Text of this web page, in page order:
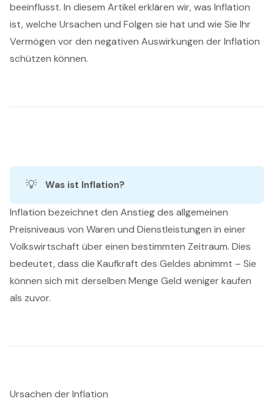
beeinflusst. In diesem Artikel erklären wir, was Inflation
ist, welche Ursachen und Folgen sie hat und wie Sie Ihr
Vermögen vor den negativen Auswirkungen der Inflation
schützen können.
💡 Was ist Inflation?
Inflation bezeichnet den Anstieg des allgemeinen
Preisniveaus von Waren und Dienstleistungen in einer
Volkswirtschaft über einen bestimmten Zeitraum. Dies
bedeutet, dass die Kaufkraft des Geldes abnimmt – Sie
können sich mit derselben Menge Geld weniger kaufen
als zuvor.
Ursachen der Inflation